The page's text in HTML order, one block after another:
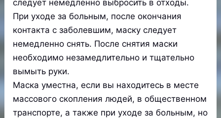
следует немедленно выбросить в отходы.
При уходе за больным, после окончания
контакта с заболевшим, маску следует
немедленно снять. После снятия маски
необходимо незамедлительно и тщательно
вымыть руки.
Маска уместна, если вы находитесь в месте
массового скопления людей, в общественном
транспорте, а также при уходе за больным, но